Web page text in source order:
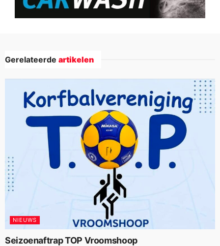
Gerelateerde artikelen
NIEUWS
Seizoenaftrap TOP Vroomshoop